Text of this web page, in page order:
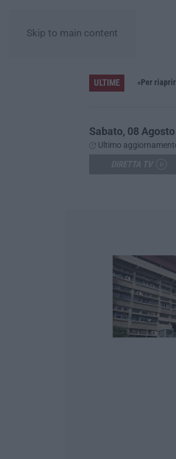
Skip to main content
ULTIME
Pride, la “prima volta” dell’onda arcobaleno a Catanzaro. In migliaia in marcia per i diritti e la libertà – FOTO «Per
Sabato, 08 Agosto
Ultimo